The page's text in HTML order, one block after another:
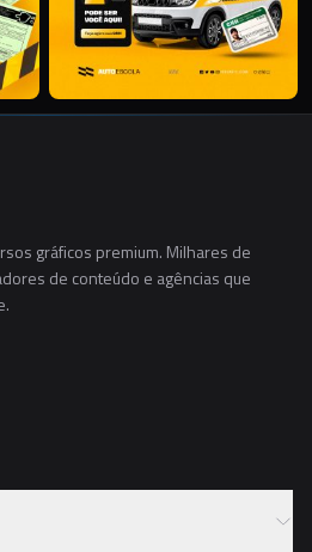
gráficos premium. Milhares de
de conteúdo e agências que